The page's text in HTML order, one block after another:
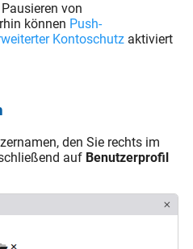
von
können Push-
Kontoschutz aktiviert
den Sie rechts im
auf Benutzerprofil